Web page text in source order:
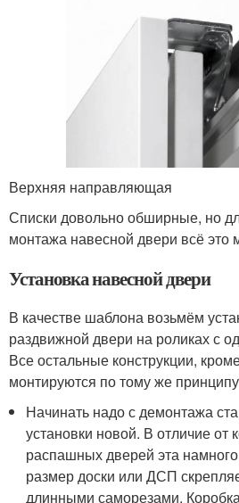
Верхняя направляющая
Списки довольно обширные, но
монтажа навесной двери всё это
Установка навесной двери
В качестве шаблона возьмём
раздвижной двери на роликах с
Все остальные конструкции,
монтируются по тому же
Начинать надо с демонтажа
установки новой. В отличие от
распашных дверей эта
размер доски или ДСП
длинными саморезами.